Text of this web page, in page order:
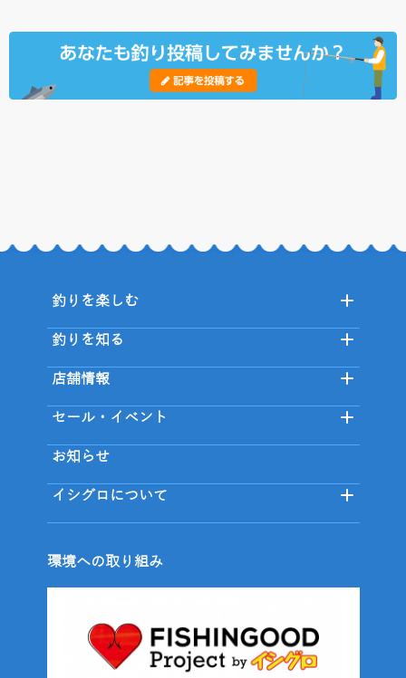
釣りを楽しむ
釣りを知る
店舗情報
セール・イベント
お知らせ
イシグロについて
環境への取り組み